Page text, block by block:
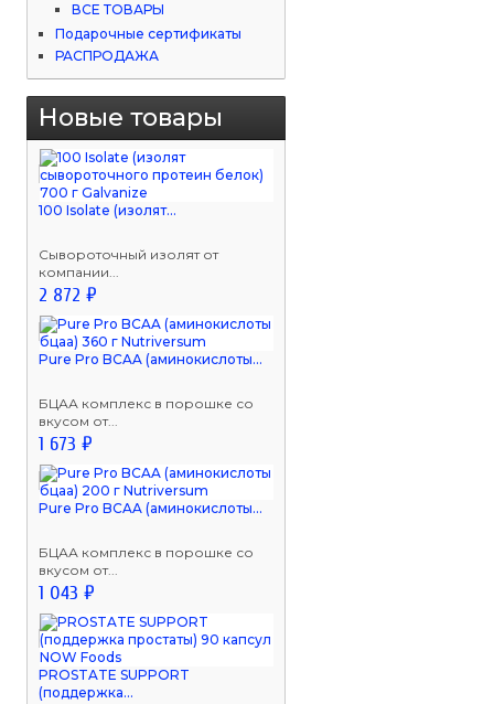
ВСЕ ТОВАРЫ
Подарочные сертификаты
РАСПРОДАЖА
Новые товары
100 Isolate (изолят...
Сывороточный изолят от
компании...
2 872 ₽
Pure Pro BCAA (аминокислоты...
БЦАА комплекс в порошке со
вкусом от...
1 673 ₽
Pure Pro BCAA (аминокислоты...
БЦАА комплекс в порошке со
вкусом от...
1 043 ₽
PROSTATE SUPPORT
(поддержка...